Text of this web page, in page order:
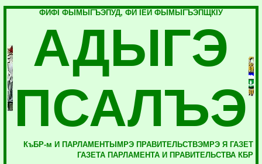
ФИФI ФЫМЫГЪЭПУД, ФИ IЕЙ ФЫМЫГЪЭПЩКIУ
АДЫГЭ
ПСАЛЪЭ
КъБР-м И ПАРЛАМЕНТЫМРЭ ПРАВИТЕЛЬСТВЭМРЭ Я ГАЗЕТ
ГАЗЕТА ПАРЛАМЕНТА И ПРАВИТЕЛЬСТВА КБР